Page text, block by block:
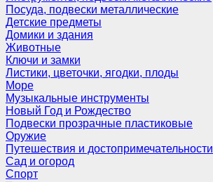
Посуда, подвески металлические
Детские предметы
Домики и здания
Животные
Ключи и замки
Листики, цветочки, ягодки, плоды
Море
Музыкальные инструменты
Новый Год и Рождество
Подвески прозрачные пластиковые
Оружие
Путешествия и достопримечательности
Сад и огород
Спорт